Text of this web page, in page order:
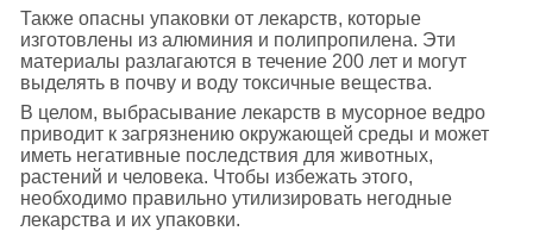
Также опасны упаковки от лекарств, которые
изготовлены из алюминия и полипропилена. Эти
материалы разлагаются в течение 200 лет и могут
выделять в почву и воду токсичные вещества.
В целом, выбрасывание лекарств в мусорное ведро
приводит к загрязнению окружающей среды и может
иметь негативные последствия для животных,
растений и человека. Чтобы избежать этого,
необходимо правильно утилизировать негодные
лекарства и их упаковки.